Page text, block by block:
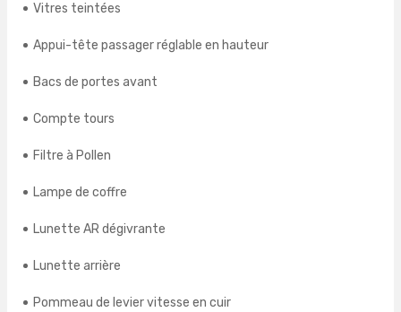
Vitres teintées
Appui-tête passager réglable en hauteur
Bacs de portes avant
Compte tours
Filtre à Pollen
Lampe de coffre
Lunette AR dégivrante
Lunette arrière
Pommeau de levier vitesse en cuir